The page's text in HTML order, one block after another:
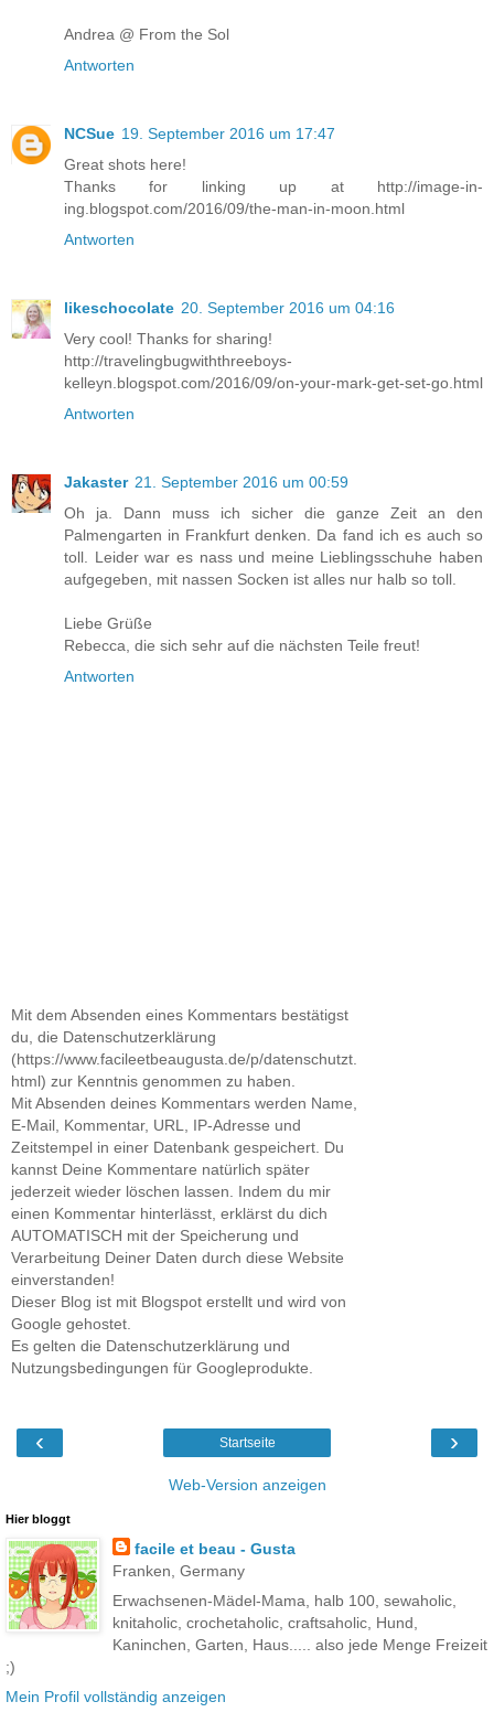
Andrea @ From the Sol
Antworten
NCSue 19. September 2016 um 17:47
Great shots here!
Thanks for linking up at http://image-in-
ing.blogspot.com/2016/09/the-man-in-moon.html
Antworten
likeschocolate 20. September 2016 um 04:16
Very cool! Thanks for sharing!
http://travelingbugwiththreeboys-
kelleyn.blogspot.com/2016/09/on-your-mark-get-set-go.html
Antworten
Jakaster 21. September 2016 um 00:59
Oh ja. Dann muss ich sicher die ganze Zeit an den
Palmengarten in Frankfurt denken. Da fand ich es auch so
toll. Leider war es nass und meine Lieblingsschuhe haben
aufgegeben, mit nassen Socken ist alles nur halb so toll.
Liebe Grüße
Rebecca, die sich sehr auf die nächsten Teile freut!
Antworten
Mit dem Absenden eines Kommentars bestätigst
du, die Datenschutzerklärung
(https://www.facileetbeaugusta.de/p/datenschutzt.
html) zur Kenntnis genommen zu haben.
Mit Absenden deines Kommentars werden Name,
E-Mail, Kommentar, URL, IP-Adresse und
Zeitstempel in einer Datenbank gespeichert. Du
kannst Deine Kommentare natürlich später
jederzeit wieder löschen lassen. Indem du mir
einen Kommentar hinterlässt, erklärst du dich
AUTOMATISCH mit der Speicherung und
Verarbeitung Deiner Daten durch diese Website
einverstanden!
Dieser Blog ist mit Blogspot erstellt und wird von
Google gehostet.
Es gelten die Datenschutzerklärung und
Nutzungsbedingungen für Googleprodukte.
‹ ›
Startseite
Web-Version anzeigen
Hier bloggt
facile et beau - Gusta
Franken, Germany
Erwachsenen-Mädel-Mama, halb 100, sewaholic,
knitaholic, crochetaholic, craftsaholic, Hund,
Kaninchen, Garten, Haus..... also jede Menge Freizeit
;)
Mein Profil vollständig anzeigen